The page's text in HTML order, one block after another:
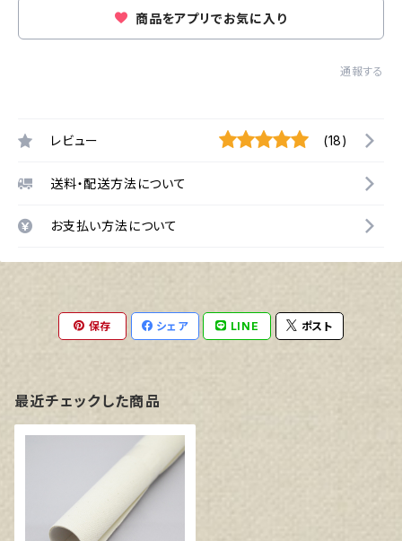
商品をアプリでお気に入り
通報する
レビュー (18)
送料・配送方法について
お支払い方法について
保存 シェア LINE ポスト
最近チェックした商品